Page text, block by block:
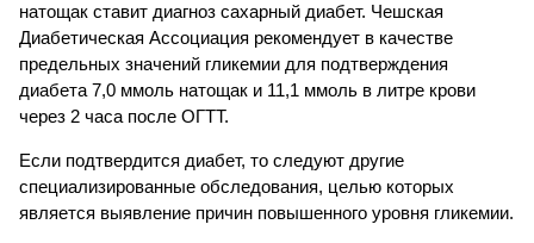
натощак ставит диагноз сахарный диабет. Чешская
Диабетическая Ассоциация рекомендует в качестве
предельных значений гликемии для подтверждения
диабета 7,0 ммоль натощак и 11,1 ммоль в литре крови
через 2 часа после ОГТТ.
Если подтвердится диабет, то следуют другие
специализированные обследования, целью которых
является выявление причин повышенного уровня гликемии.